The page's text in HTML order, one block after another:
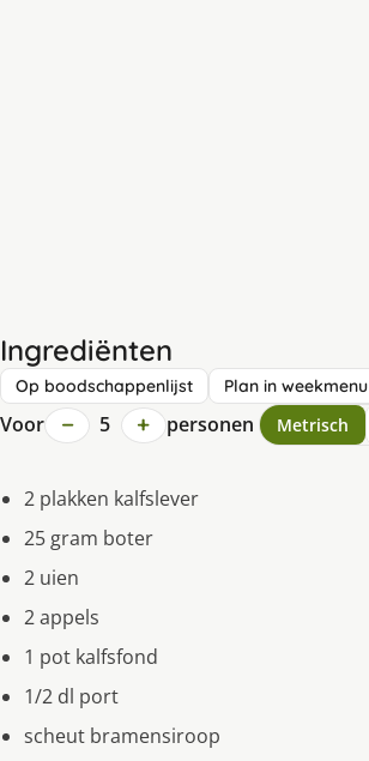
Ingrediënten
Op boodschappenlijst Plan in weekmenu
Voor − 5 + personen Metrisch
2 plakken kalfslever
25 gram boter
2 uien
2 appels
1 pot kalfsfond
1/2 dl port
scheut bramensiroop